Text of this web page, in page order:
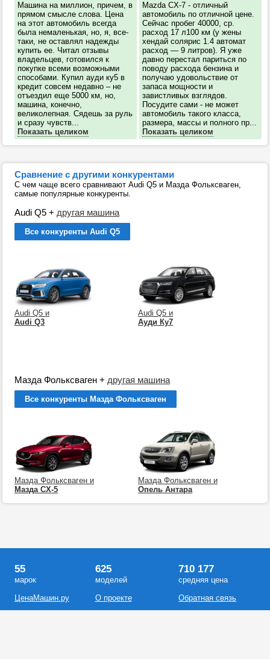
Машина на миллион, причем, в
прямом смысле слова. Цена
на этот автомобиль всегда
была немаленькая, но, я, все-
таки, не оставлял надежды
купить ее. Читал отзывы
владельцев, готовился к
покупке всеми возможными
способами. Купил ауди ку5 в
кредит совсем недавно – не
отъездил еще 5000 км, но,
машина, конечно,
великолепная. Сядешь за руль
и сразу чувств...
Показать целиком
Mazda CX-7 - отличный
автомобиль по отличной цене.
Сейчас пробег 40000, ср.
расход 17 л100 км (у жены
хендай солярис 1.4 автомат
расход — 9 литров). Я уже
давно перестал париться по
поводу расхода бензина и
получаю удовольствие от
запаса мощности и
завистливых взглядов.
Посудите сами - не может
автомобиль такого класса,
размера, массы и полного пр...
Показать целиком
Сравнение с другими конкурентами
С чем чаще всего сравнивают Audi Q5 и Мазда Фольксваген,
самые популярные конкуренты.
Audi Q5 + другая машина
Все конкуренты Audi Q5
Audi Q5 и
Audi Q3
Audi Q5 и
Ауди Ку7
Мазда Фольксваген + другая машина
Все конкуренты Мазда Фольксваген
Мазда Фольксваген и
Мазда СХ-5
Мазда Фольксваген и
Опель Антара
55
марок
ЦенаМашин.ру
625
моделей
О проекте
710 177
средняя цена
Обратная связь